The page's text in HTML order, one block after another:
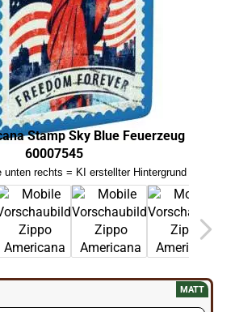
Stamp Sky Blue Feuerzeug
60007545
rechts = KI erstellter Hintergrund
MATT